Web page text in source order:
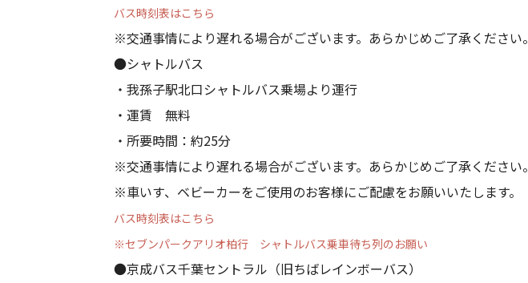
バス時刻表はこちら
※交通事情により遅れる場合がございます。あらかじめご了承ください。
●シャトルバス
・我孫子駅北口シャトルバス乗場より運行
・運賃 無料
・所要時間：約25分
※交通事情により遅れる場合がございます。あらかじめご了承ください。
※車いす、ベビーカーをご使用のお客様にご配慮をお願いいたします。
バス時刻表はこちら
※セブンパークアリオ柏行 シャトルバス乗車待ち列のお願い
●京成バス千葉セントラル（旧ちばレインボーバス）